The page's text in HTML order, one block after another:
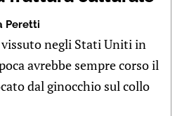
Peretti
vissuto negli Stati Uniti in
avrebbe sempre corso il
dal ginocchio sul collo